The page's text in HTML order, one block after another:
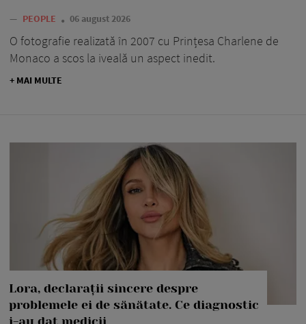
— PEOPLE 06 august 2026
O fotografie realizată în 2007 cu Prințesa Charlene de
Monaco a scos la iveală un aspect inedit.
+ MAI MULTE
Lora, declarații sincere despre
problemele ei de sănătate. Ce diagnostic
i-au dat medicii